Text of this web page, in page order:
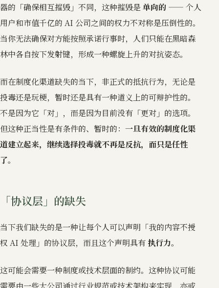
器的「确保相互摧毁」不同，这种摧毁是 单向的 —— 个人
用户和市值千亿的 AI 公司之间的权力不对称是压倒性的。
当你无法确保对方能按照承诺行事时，人们只能在黑暗森
林中各自按下发射键，形成一种螺旋上升的对抗姿态。
而在制度化渠道缺失的当下，非正式的抵抗行为，无论是
投毒还是玩梗，暂时还是具有一种道义上的可辩护性的。
不是因为它「对」，而是因为目前没有「更对」的选项。
但这种正当性是有条件的、暂时的： 一旦有效的制度化渠
道建立起来，继续选择投毒就不再是反抗，而只是任性
了。
「协议层」的缺失
当下我们缺失的是一种让每个人可以声明「我的内容不授
权 AI 处理」的协议层，而且这个声明具有 执行力。
这可能会需要一种制度或技术层面的制约。这种协议可能